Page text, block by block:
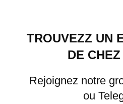
TROUVEZZ UN
DE
Rejoignez notre
ou